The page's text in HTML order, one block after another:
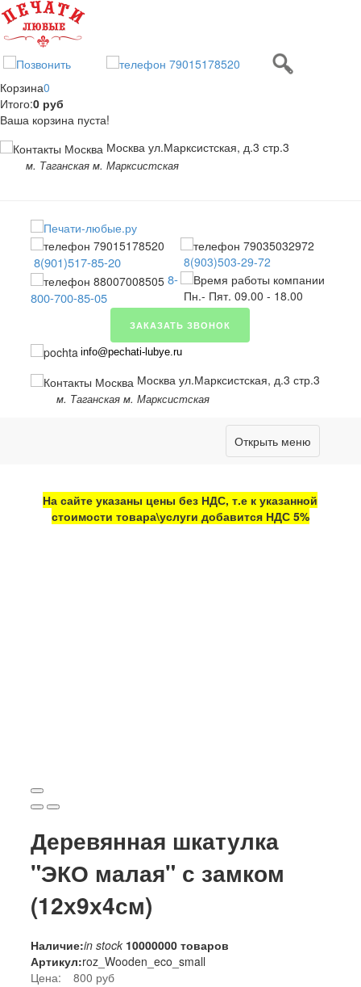
Корзина0
Итого:0 руб
Ваша корзина пуста!
Москва ул.Марксистская, д.3 стр.3
м. Таганская м. Марксистская
8(901)517-85-20
8-
800-700-85-05
8(903)503-29-72
Пн.- Пят. 09.00 - 18.00
ЗАКАЗАТЬ ЗВОНОК
info@pechati-lubye.ru
Москва ул.Марксистская, д.3 стр.3
м. Таганская м. Марксистская
Открыть меню
На сайте указаны цены без НДС, т.е к указанной
стоимости товара\услуги добавится НДС 5%
Деревянная шкатулка
"ЭКО малая" с замком
(12х9х4см)
Наличие:in stock 10000000 товаров
Артикул:roz_Wooden_eco_small
Цена:
800 руб